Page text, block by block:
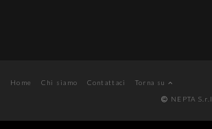
Home Chi siamo Contattaci
Torna su
NEPTA